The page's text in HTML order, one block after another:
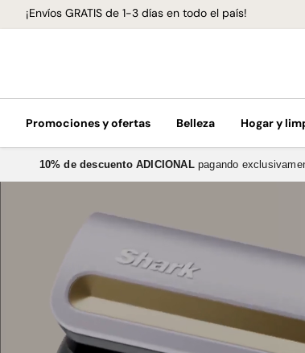
¡Envíos GRATIS de 1-3 días en todo el país!
Promociones y ofertas Belleza Hogar y
10% de descuento ADICIONALpagando